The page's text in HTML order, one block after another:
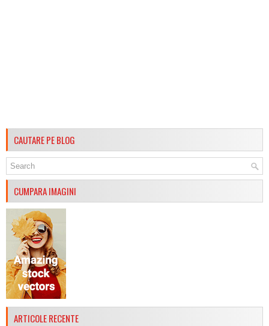
CAUTARE PE BLOG
CUMPARA IMAGINI
ARTICOLE RECENTE